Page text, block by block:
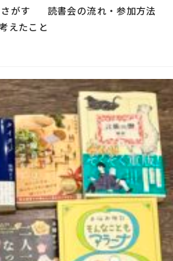
がす 読書会の流れ・参加方法
えたこと